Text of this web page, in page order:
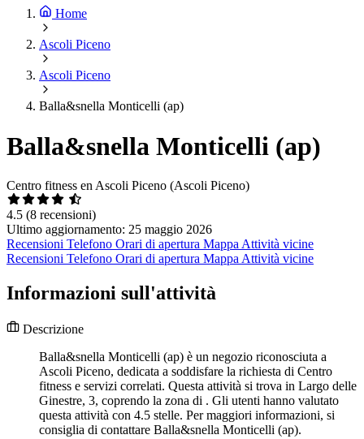
Home
Ascoli Piceno
Ascoli Piceno
Balla&snella Monticelli (ap)
Balla&snella Monticelli (ap)
Centro fitness en Ascoli Piceno (Ascoli Piceno)
4.5 (8 recensioni)
Ultimo aggiornamento: 25 maggio 2026
Recensioni Telefono Orari di apertura Mappa Attività vicine
Recensioni Telefono Orari di apertura Mappa Attività vicine
Informazioni sull'attività
Descrizione
Balla&snella Monticelli (ap) è un negozio riconosciuta a
Ascoli Piceno, dedicata a soddisfare la richiesta di Centro
fitness e servizi correlati. Questa attività si trova in Largo delle
Ginestre, 3, coprendo la zona di . Gli utenti hanno valutato
questa attività con 4.5 stelle. Per maggiori informazioni, si
consiglia di contattare Balla&snella Monticelli (ap).